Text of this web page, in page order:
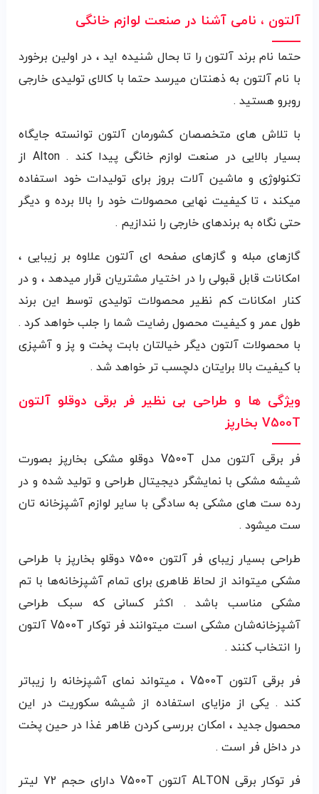
آلتون ، نامی آشنا در صنعت لوازم خانگی
حتما نام برند آلتون را تا بحال شنیده اید ، در اولین برخورد
با نام آلتون به ذهنتان میرسد حتما با کالای تولیدی خارجی
روبرو هستید .
با تلاش های متخصصان کشورمان آلتون توانسته جایگاه
بسیار بالایی در صنعت لوازم خانگی پیدا کند . Alton از
تکنولوژی و ماشین آلات بروز برای تولیدات خود استفاده
میکند ، تا کیفیت نهایی محصولات خود را بالا برده و دیگر
حتی نگاه به برندهای خارجی را نندازیم .
گازهای مبله و گازهای صفحه ای آلتون علاوه بر زیبایی ،
امکانات قابل قبولی را در اختیار مشتریان قرار میدهد ، و در
کنار امکانات کم نظیر محصولات تولیدی توسط این برند
طول عمر و کیفیت محصول رضایت شما را جلب خواهد کرد .
با محصولات آلتون دیگر خیالتان بابت پخت و پز و آشپزی
با کیفیت بالا برایتان دلچسب تر خواهد شد .
ویژگی ها و طراحی بی نظیر فر برقی دوقلو آلتون
V500T بخارپز
فر برقی آلتون مدل V500T دوقلو مشکی بخارپز بصورت
شیشه مشکی با نمایشگر دیجیتال طراحی و تولید شده و در
رده ست های مشکی به سادگی با سایر لوازم آشپزخانه تان
ست میشود .
طراحی بسیار زیبای فر آلتون v500 دوقلو بخارپز با طراحی
مشکی میتواند از لحاظ ظاهری برای تمام آشپزخانه‌ها با تم
مشکی مناسب باشد . اکثر کسانی که سبک طراحی
آشپزخانه‌شان مشکی است میتوانند فر توکار V500T آلتون
را انتخاب کنند .
فر برقی آلتون V500T ، میتواند نمای آشپزخانه‌ را زیباتر
کند . یکی از مزایای استفاده از شیشه سکوریت در این
محصول جدید ، امکان بررسی کردن ظاهر غذا در حین پخت
در داخل فر است .
فر توکار برقی ALTON آلتون V500T دارای حجم 72 لیتر